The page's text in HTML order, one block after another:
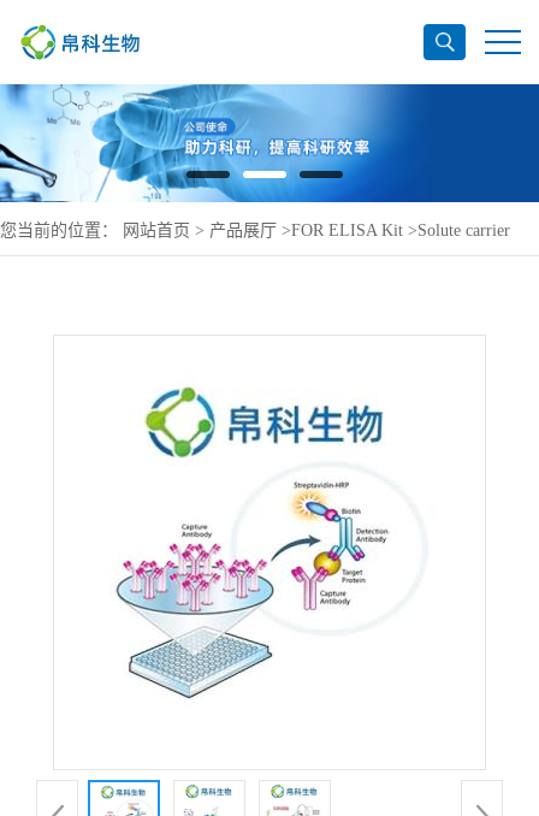
您当前的位置： 网站首页 > 产品展厅 >FOR ELISA Kit >Solute carrier